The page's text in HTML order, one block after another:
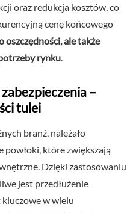
oraz redukcja kosztów, co
cenę końcowego
ale także
rynku.
–
tulei
branż, należało
które zwiększają
Dzięki zastosowaniu
jest przedłużenie
w wielu